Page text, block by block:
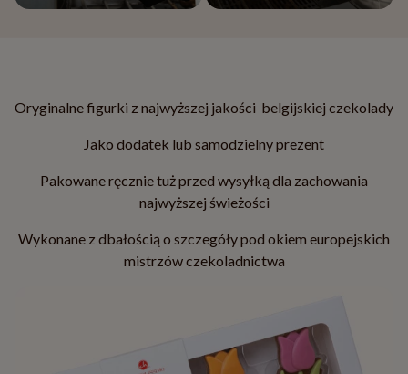
Oryginalne figurki z najwyższej jakości belgijskiej czekolady
Jako dodatek lub samodzielny prezent
Pakowane ręcznie tuż przed wysyłką dla zachowania
najwyższej świeżości
Wykonane z dbałością o szczegóły pod okiem europejskich
mistrzów czekoladnictwa